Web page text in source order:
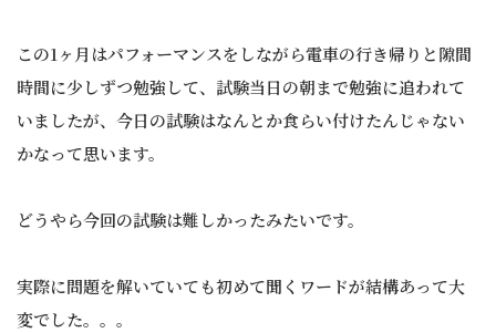
この1ヶ月はパフォーマンスをしながら電車の行き帰りと隙間
時間に少しずつ勉強して、試験当日の朝まで勉強に追われて
いましたが、今日の試験はなんとか食らい付けたんじゃない
かなって思います。
どうやら今回の試験は難しかったみたいです。
実際に問題を解いていても初めて聞くワードが結構あって大
変でした。。。